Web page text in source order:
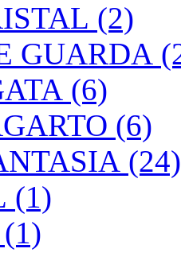
(2)
GUARDA
(6)
(6)
(24)
(1)